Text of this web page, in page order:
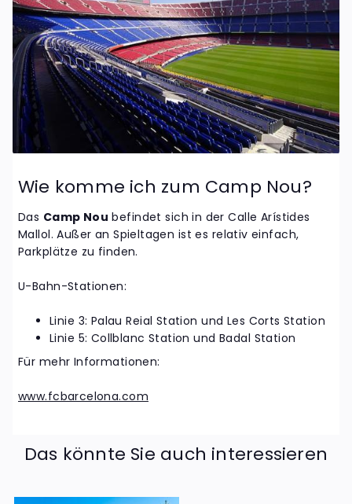
Wie komme ich zum Camp Nou?
Das Camp Nou befindet sich in der Calle Arístides
Mallol. Außer an Spieltagen ist es relativ einfach,
Parkplätze zu finden.
U-Bahn-Stationen:
Linie 3: Palau Reial Station und Les Corts Station
Linie 5: Collblanc Station und Badal Station
Für mehr Informationen:
www.fcbarcelona.com
Das könnte Sie auch interessieren